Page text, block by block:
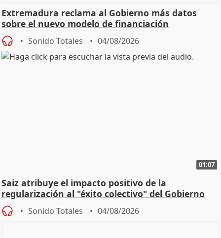
Extremadura reclama al Gobierno más datos
sobre el nuevo modelo de financiación
Sonido Totales 04/08/2026
01:07
Saiz atribuye el impacto positivo de la
regularización al "éxito colectivo" del Gobierno
Sonido Totales 04/08/2026